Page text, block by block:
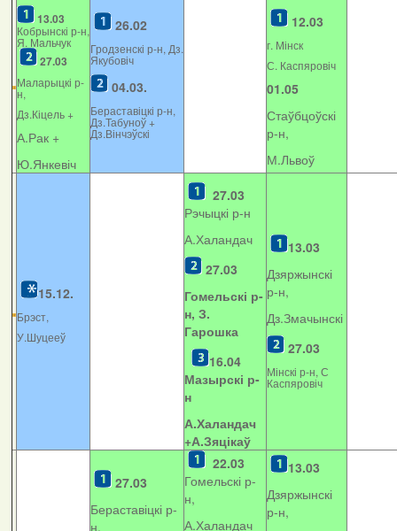
13.03
Кобрынскі р-н,
Я. Мальчук
27.03
Маларыцкі р-
н,
Дз.Кіцель +
А.Рак +
Ю.Янкевіч
26.02
Гродзенскі р-н, Дз.
Якубовіч
04.03.
Бераставіцкі р-н,
Дз.Табуноў +
Дз.Вінчэўскі
12.03
г. Мінск
С. Каспяровіч
01.05
Стаўбцоўскі
р-н,
М.Львоў
15.12.
Брэст,
У.Шуцееў
27.03
Рэчыцкі р-н
А.Халандач
27.03
Гомельскі р-
н, З.
Гарошка
16.04
Мазырскі р-
н
А.Халандач
+А.Зяцікаў
13.03
Дзяржынскі
р-н,
Дз.Змачынскі
27.03
Мінскі р-н, С
Каспяровіч
27.03
Бераставіцкі р-
н,
22.03
Гомельскі р-
н,
А.Халандач
13.03
Дзяржынскі
р-н,